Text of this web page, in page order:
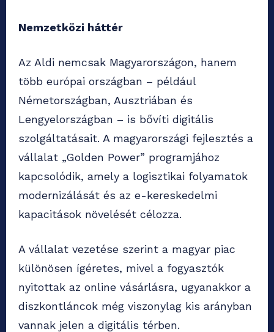
Nemzetközi háttér
Az Aldi nemcsak Magyarországon, hanem
több európai országban – például
Németországban, Ausztriában és
Lengyelországban – is bővíti digitális
szolgáltatásait. A magyarországi fejlesztés a
vállalat „Golden Power” programjához
kapcsolódik, amely a logisztikai folyamatok
modernizálását és az e-kereskedelmi
kapacitások növelését célozza.
A vállalat vezetése szerint a magyar piac
különösen ígéretes, mivel a fogyasztók
nyitottak az online vásárlásra, ugyanakkor a
diszkontláncok még viszonylag kis arányban
vannak jelen a digitális térben.